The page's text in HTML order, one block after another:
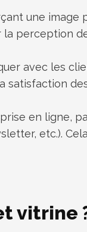
une image
perception
avec les
satisfaction
en ligne,
etc.).
vitrine